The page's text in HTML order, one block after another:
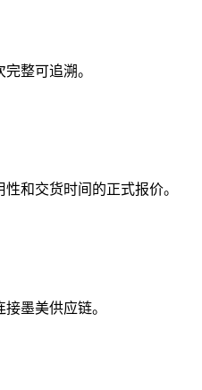
整可追溯。
和交货时间的正式报价。
墨美供应链。